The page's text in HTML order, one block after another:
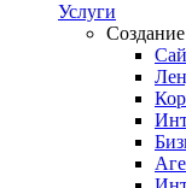
Услуги